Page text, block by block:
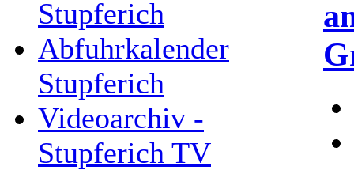
Stupferich
Abfuhrkalender
Stupferich
Videoarchiv -
Stupferich TV